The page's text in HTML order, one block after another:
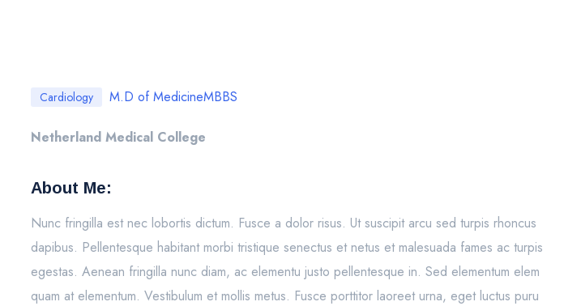
Cardiology M.D of MedicineMBBS
Netherland Medical College
About Me:
Nunc fringilla est nec lobortis dictum. Fusce a dolor risus. Ut suscipit arcu sed turpis rhoncus
dapibus. Pellentesque habitant morbi tristique senectus et netus et malesuada fames ac turpis
egestas. Aenean fringilla nunc diam, ac elementu justo pellentesque in. Sed elementum elem
quam at elementum. Vestibulum et mollis metus. Fusce porttitor laoreet urna, eget luctus puru